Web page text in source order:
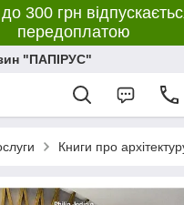
300 грн
передоплатою
"ПАПІРУС"
Книги про